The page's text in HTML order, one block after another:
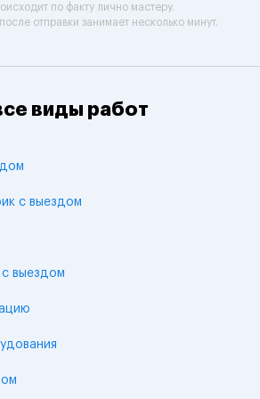
по факту лично мастеру.
отправки занимает несколько минут.
виды работ
с выездом
с выездом